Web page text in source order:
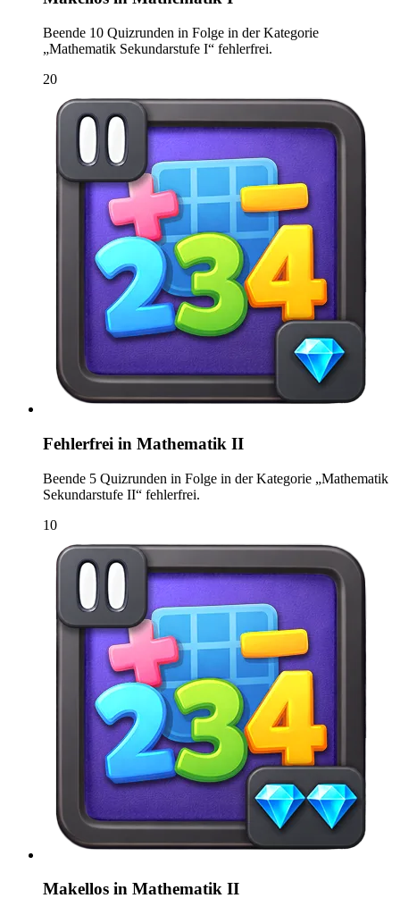
Beende 10 Quizrunden in Folge in der Kategorie
„Mathematik Sekundarstufe I“ fehlerfrei.
20
Fehlerfrei in Mathematik II
Beende 5 Quizrunden in Folge in der Kategorie „Mathematik
Sekundarstufe II“ fehlerfrei.
10
Makellos in Mathematik II